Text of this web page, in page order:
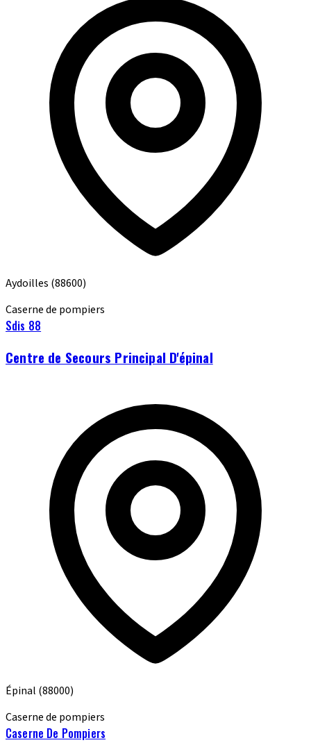
Aydoilles (88600)
Caserne de pompiers
Sdis 88
Centre de Secours Principal D'épinal
Épinal (88000)
Caserne de pompiers
Caserne De Pompiers